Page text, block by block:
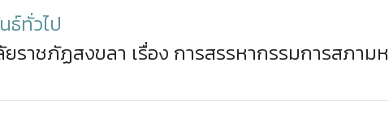
ธ์ทั่วไป
ราชภัฏสงขลา เรื่อง การสรรหากรรมการสภาม